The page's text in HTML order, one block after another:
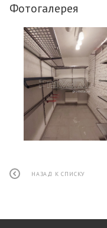
Фотогалерея
НАЗАД К СПИСКУ